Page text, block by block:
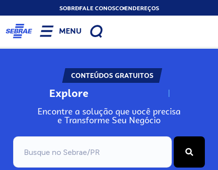
SOBREFALE CONOSCOENDEREÇOS
MENU
CONTEÚDOS GRATUITOS
Explore N
Encontre a solução que você precisa
e Transforme Seu Negócio